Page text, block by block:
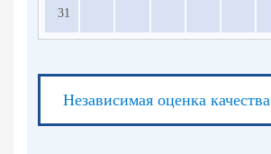
31
Независимая оценка качества